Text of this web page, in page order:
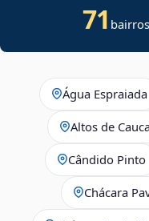
71
Água Espraiada
Altos de
Cândido Pinto
Chácara